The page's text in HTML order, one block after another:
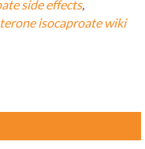
side effects,
isocaproate wiki